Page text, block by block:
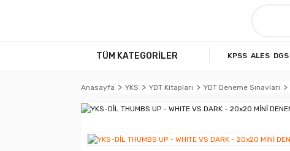
TÜM KATEGORİLER KPSS ALES DGS
Anasayfa YKS YDT Kitapları YDT Deneme Sınavları